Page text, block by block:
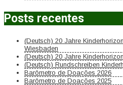
Posts recentes
(Deutsch) 20 Jahre
Wiesbaden
(Deutsch) 20 Jahre
(Deutsch) Rundschreiben
Barômetro de Doações 2026
Barômetro de Doações 2025